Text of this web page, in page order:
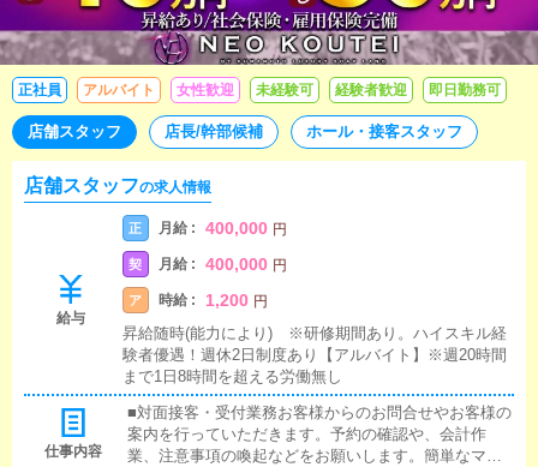
正社員 アルバイト 女性歓迎 未経験可 経験者歓迎 即日勤務可
店舗スタッフ 店長/幹部候補 ホール・接客スタッフ
店舗スタッフの求人情報
給与
正 月給 : 400,000 円
契 月給 : 400,000 円
ア 時給 : 1,200 円
昇給随時(能力により) ※研修期間あり。ハイスキル経
験者優遇！週休2日制度あり【アルバイト】※週20時間
まで1日8時間を超える労働無し
仕事内容
■対面接客・受付業務お客様からのお問合せやお客様の
案内を行っていただきます。予約の確認や、会計作
業、注意事項の喚起などをお願いします。簡単なマニ